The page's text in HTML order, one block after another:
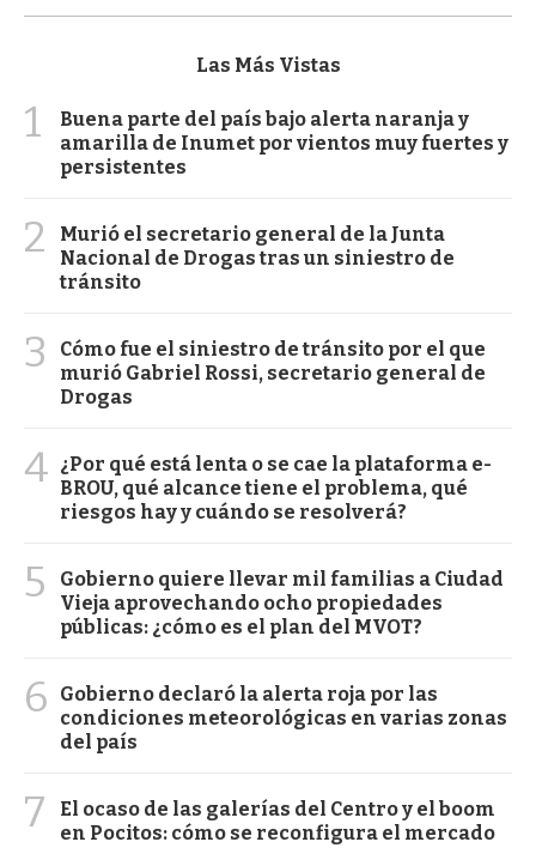
Las Más Vistas
1
Buena parte del país bajo alerta naranja y
amarilla de Inumet por vientos muy fuertes y
persistentes
2
Murió el secretario general de la Junta
Nacional de Drogas tras un siniestro de
tránsito
3
Cómo fue el siniestro de tránsito por el que
murió Gabriel Rossi, secretario general de
Drogas
4 ¿Por qué está lenta o se cae la plataforma e-
BROU, qué alcance tiene el problema, qué
riesgos hay y cuándo se resolverá?
5
Gobierno quiere llevar mil familias a Ciudad
Vieja aprovechando ocho propiedades
públicas: ¿cómo es el plan del MVOT?
6
Gobierno declaró la alerta roja por las
condiciones meteorológicas en varias zonas
del país
7
El ocaso de las galerías del Centro y el boom
en Pocitos: cómo se reconfigura el mercado